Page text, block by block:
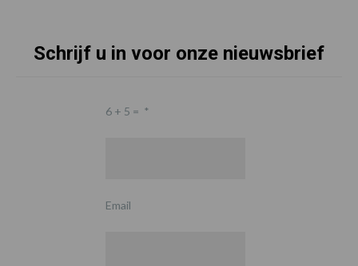
Schrijf u in voor onze nieuwsbrief
6 + 5 = *
Email